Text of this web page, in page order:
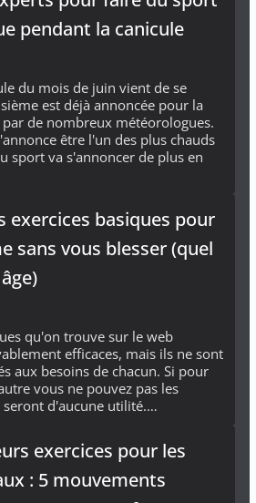
pendant la canicule
du mois de juin vient de se
est déjà annoncée pour la
de nombreux météorologues.
être l'un des plus chauds
sport va s'annoncer de plus en
exercices basiques pour
sans vous blesser (quel
qu'on trouve sur le web
efficaces, mais ils ne sont
aux besoins de chacun. Si pour
vous ne pouvez pas les
seront d'aucune utilité.…
exercices pour les
: 5 mouvements